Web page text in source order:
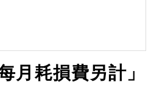
月耗損費另計」